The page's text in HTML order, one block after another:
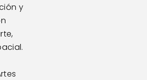
y